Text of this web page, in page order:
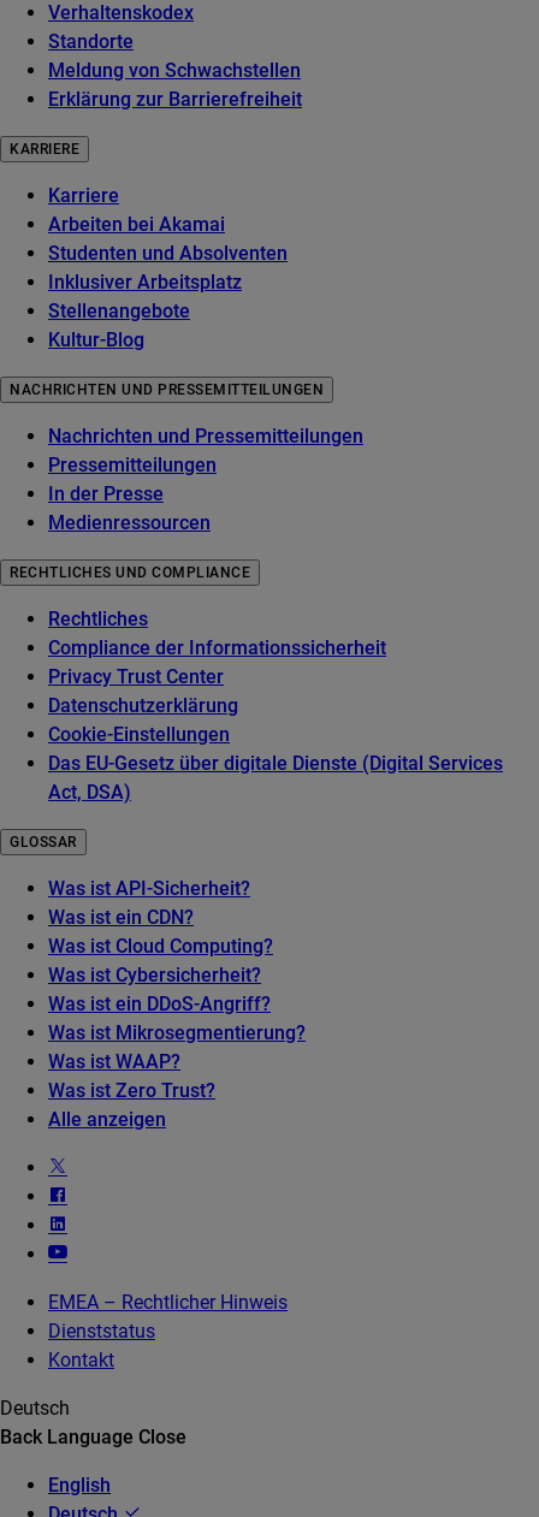
Verhaltenskodex
Standorte
Meldung von Schwachstellen
Erklärung zur Barrierefreiheit
KARRIERE
Karriere
Arbeiten bei Akamai
Studenten und Absolventen
Inklusiver Arbeitsplatz
Stellenangebote
Kultur-Blog
NACHRICHTEN UND PRESSEMITTEILUNGEN
Nachrichten und Pressemitteilungen
Pressemitteilungen
In der Presse
Medienressourcen
RECHTLICHES UND COMPLIANCE
Rechtliches
Compliance der Informationssicherheit
Privacy Trust Center
Datenschutzerklärung
Cookie-Einstellungen
Das EU-Gesetz über digitale Dienste (Digital Services
Act, DSA)
GLOSSAR
Was ist API-Sicherheit?
Was ist ein CDN?
Was ist Cloud Computing?
Was ist Cybersicherheit?
Was ist ein DDoS-Angriff?
Was ist Mikrosegmentierung?
Was ist WAAP?
Was ist Zero Trust?
Alle anzeigen
EMEA – Rechtlicher Hinweis
Dienststatus
Kontakt
Deutsch
Back Language Close
English